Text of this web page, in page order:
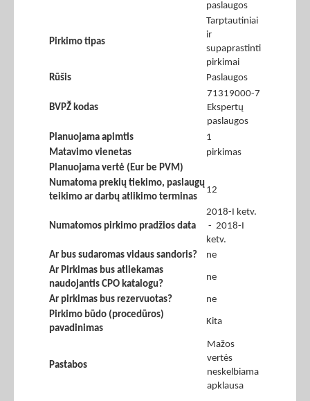
paslaugos
Pirkimo tipas
Tarptautiniai
ir
supaprastinti
pirkimai
Rūšis
Paslaugos
BVPŽ kodas
71319000-7
Ekspertų
paslaugos
Planuojama apimtis
1
Matavimo vienetas
pirkimas
Planuojama vertė (Eur be PVM)
Numatoma prekių tiekimo, paslaugų
teikimo ar darbų atlikimo terminas
12
Numatomos pirkimo pradžios data
2018-I ketv.
- 2018-I
ketv.
Ar bus sudaromas vidaus sandoris?
ne
Ar Pirkimas bus atliekamas
naudojantis CPO katalogu?
ne
Ar pirkimas bus rezervuotas?
ne
Pirkimo būdo (procedūros)
pavadinimas
Kita
Pastabos
Mažos
vertės
neskelbiama
apklausa